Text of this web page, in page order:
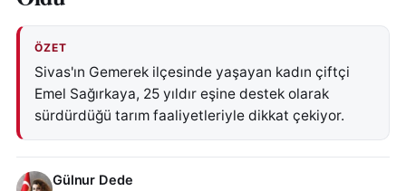
ÖZET
Sivas'ın Gemerek ilçesinde yaşayan kadın çiftçi
Emel Sağırkaya, 25 yıldır eşine destek olarak
sürdürdüğü tarım faaliyetleriyle dikkat çekiyor.
Gülnur Dede